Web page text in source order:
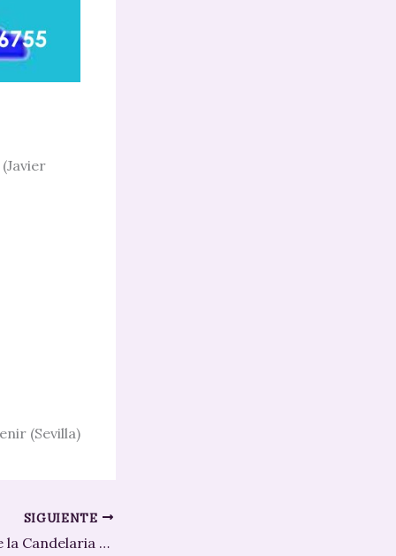
(Sevilla)
SIGUIENTE
La Hermandad de la Candelaria de Sevilla dona 2.000 euros a la Asociación